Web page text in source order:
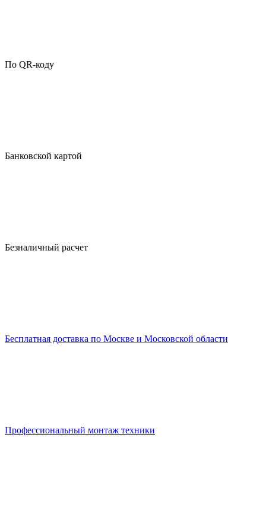
По QR-коду
Банковской картой
Безналичный расчет
Бесплатная доставка по Москве и Московской области
Профессиональный монтаж техники